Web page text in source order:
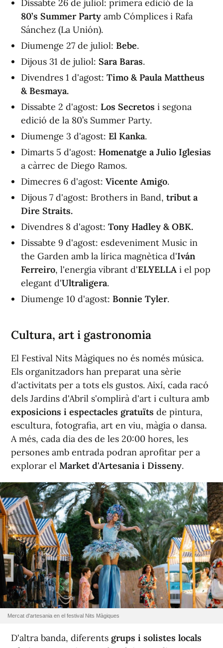
Dissabte 26 de juliol: primera edició de la
80’s Summer Party amb Cómplices i Rafa
Sánchez (La Unión).
Diumenge 27 de juliol: Bebe.
Dijous 31 de juliol: Sara Baras.
Divendres 1 d'agost: Timo & Paula Mattheus
& Besmaya.
Dissabte 2 d'agost: Los Secretos i segona
edició de la 80’s Summer Party.
Diumenge 3 d'agost: El Kanka.
Dimarts 5 d'agost: Homenatge a Julio Iglesias
a càrrec de Diego Ramos.
Dimecres 6 d'agost: Vicente Amigo.
Dijous 7 d'agost: Brothers in Band, tribut a
Dire Straits.
Divendres 8 d'agost: Tony Hadley & OBK.
Dissabte 9 d'agost: esdeveniment Music in
the Garden amb la lírica magnètica d'Iván
Ferreiro, l'energia vibrant d'ELYELLA i el pop
elegant d'Ultraligera.
Diumenge 10 d'agost: Bonnie Tyler.
Cultura, art i gastronomia
El Festival Nits Màgiques no és només música.
Els organitzadors han preparat una sèrie
d'activitats per a tots els gustos. Així, cada racó
dels Jardins d'Abril s'omplirà d'art i cultura amb
exposicions i espectacles gratuïts de pintura,
escultura, fotografia, art en viu, màgia o dansa.
A més, cada dia des de les 20:00 hores, les
persones amb entrada podran aprofitar per a
explorar el Market d'Artesania i Disseny.
Mercat d'artesania en el festival Nits Màgiques
D'altra banda, diferents grups i solistes locals